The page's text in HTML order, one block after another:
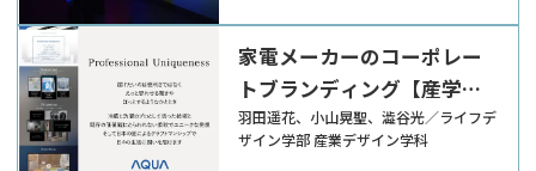
家電メーカーのコーポレー
トブランディング【産学連
携】
羽田遥花、小山晃聖、澁谷光／ライフデ
ザイン学部 産業デザイン学科